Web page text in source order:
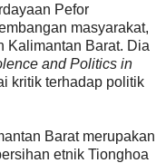
Pefor
masyarakat,
Kalimantan Barat. Dia
and Politics in
kritik terhadap politik
Barat merupakan
etnik Tionghoa